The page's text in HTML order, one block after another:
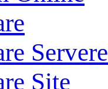
Servere
Site